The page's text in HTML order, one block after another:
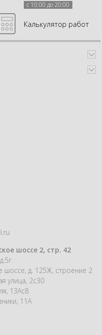
с 10:00 до 20:00
Калькулятор работ
шоссе 2, стр. 42
д. 125Ж, строение 2
улица, 2с30
13Ас8
11А